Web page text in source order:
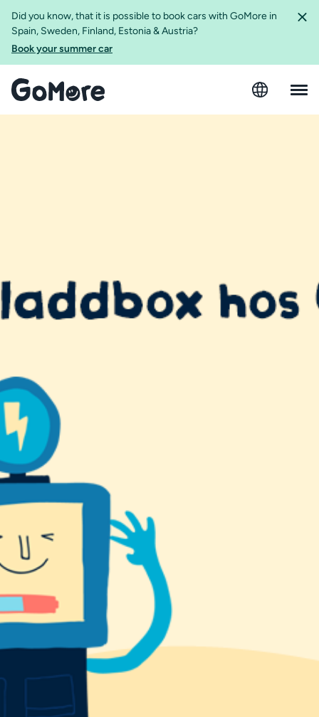
Did you know, that it is possible to book cars with GoMore in
Spain, Sweden, Finland, Estonia & Austria?
Book your summer car